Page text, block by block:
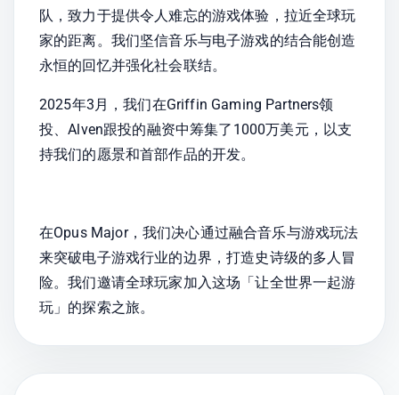
队，致力于提供令人难忘的游戏体验，拉近全球玩
家的距离。我们坚信音乐与电子游戏的结合能创造
永恒的回忆并强化社会联结。​
2025年3月，我们在Griffin Gaming Partners领
投、Alven跟投的融资中筹集了1000万美元，以支
持我们的愿景和首部作品的开发。​
在Opus Major，我们决心通过融合音乐与游戏玩法
来突破电子游戏行业的边界，打造史诗级的多人冒
险。我们邀请全球玩家加入这场「让全世界一起游
玩」的探索之旅。​